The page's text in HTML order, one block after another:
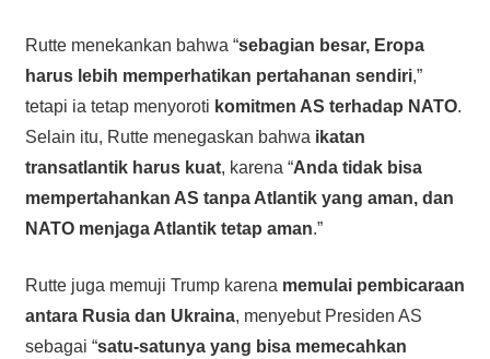
Rutte menekankan bahwa “sebagian besar, Eropa
harus lebih memperhatikan pertahanan sendiri,”
tetapi ia tetap menyoroti komitmen AS terhadap NATO.
Selain itu, Rutte menegaskan bahwa ikatan
transatlantik harus kuat, karena “Anda tidak bisa
mempertahankan AS tanpa Atlantik yang aman, dan
NATO menjaga Atlantik tetap aman.”
Rutte juga memuji Trump karena memulai pembicaraan
antara Rusia dan Ukraina, menyebut Presiden AS
sebagai “satu-satunya yang bisa memecahkan